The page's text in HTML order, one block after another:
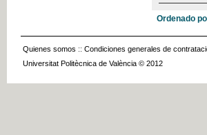
Ordenado
Quienes somos :: Condiciones generales de
Universitat Politècnica de València © 2012